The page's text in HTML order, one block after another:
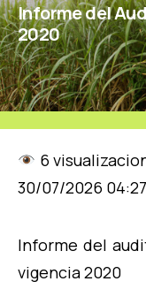
Informe del
2020
6
30/07/2026 04:27
Informe del
vigencia 2020